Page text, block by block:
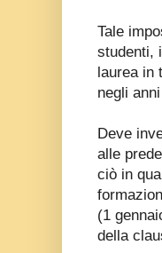
Tale
studenti,
laurea in
negli
Deve
alle
ciò in
(1
della